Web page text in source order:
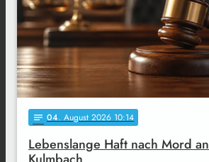
notes 04. August 2026 10:14
Lebenslange Haft nach Mord